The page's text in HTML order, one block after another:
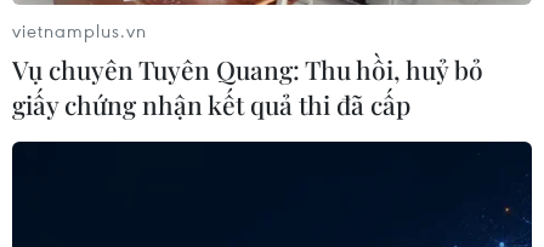
vietnamplus.vn
Vụ chuyên Tuyên Quang: Thu hồi, huỷ bỏ
giấy chứng nhận kết quả thi đã cấp